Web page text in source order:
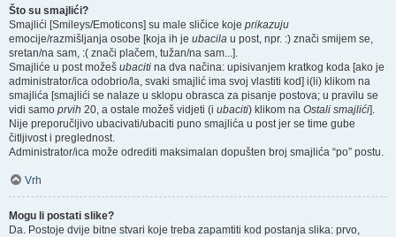
Što su smajlići?
Smajlići [Smileys/Emoticons] su male sličice koje prikazuju
emocije/razmišljanja osobe [koja ih je ubacila u post, npr. :) znači smijem se,
sretan/na sam, :( znači plačem, tužan/na sam...].
Smajliće u post možeš ubaciti na dva načina: upisivanjem kratkog koda [ako je
administrator/ica odobrio/la, svaki smajlić ima svoj vlastiti kod] i(li) klikom na
smajlića [smajlići se nalaze u sklopu obrasca za pisanje postova; u pravilu se
vidi samo prvih 20, a ostale možeš vidjeti (i ubaciti) klikom na Ostali smajlići].
Nije preporučljivo ubacivati/ubaciti puno smajlića u post jer se time gube
čitljivost i preglednost.
Administrator/ica može odrediti maksimalan dopušten broj smajlića “po” postu.
Vrh
Mogu li postati slike?
Da. Postoje dvije bitne stvari koje treba zapamtiti kod postanja slika: prvo,